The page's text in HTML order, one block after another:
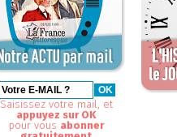
Saisissez votre mail, et
appuyez sur OK
pour vous abonner